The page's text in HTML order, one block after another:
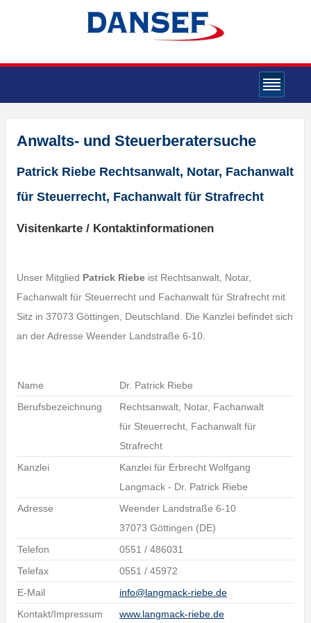
Anwalts- und Steuerberatersuche
Patrick Riebe Rechtsanwalt, Notar, Fachanwalt
für Steuerrecht, Fachanwalt für Strafrecht
Visitenkarte / Kontaktinformationen
Unser Mitglied Patrick Riebeist Rechtsanwalt, Notar,
Fachanwalt für Steuerrecht und Fachanwalt für Strafrecht mit
Sitz in 37073 Göttingen, Deutschland. Die Kanzlei befindet sich
an der Adresse Weender Landstraße 6-10.
Name
Dr. Patrick Riebe
Berufsbezeichnung
Rechtsanwalt, Notar, Fachanwalt
für Steuerrecht, Fachanwalt für
Strafrecht
Kanzlei
Kanzlei für Erbrecht Wolfgang
Langmack - Dr. Patrick Riebe
Adresse
Weender Landstraße 6-10
37073 Göttingen (DE)
Telefon
0551 / 486031
Telefax
0551 / 45972
E-Mail
info@langmack-riebe.de
Kontakt/Impressum
www.langmack-riebe.de